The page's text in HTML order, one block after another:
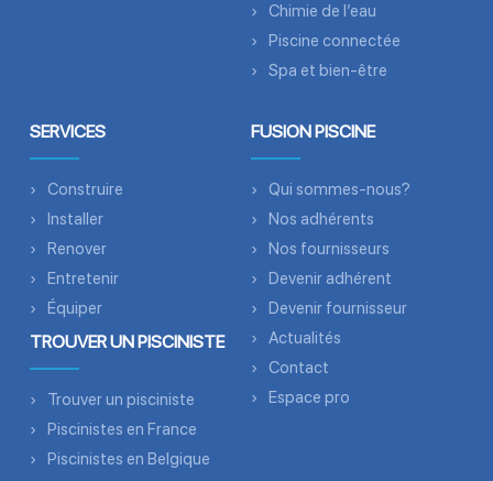
Chimie de l’eau
Piscine connectée
Spa et bien-être
SERVICES
Construire
Installer
Renover
Entretenir
Équiper
TROUVER UN PISCINISTE
Trouver un pisciniste
Piscinistes en France
Piscinistes en Belgique
FUSION PISCINE
Qui sommes-nous?
Nos adhérents
Nos fournisseurs
Devenir adhérent
Devenir fournisseur
Actualités
Contact
Espace pro